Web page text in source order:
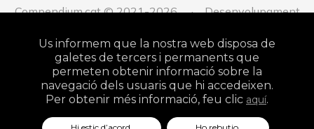
Compendium.cat © 2021-2026 · Desenvolupament
Studio
Us informem que la nostra web disposa de
galetes de tercers i permanents que
permeten obtenir informació sobre la
navegació dels usuaris que hi accedeixen.
Per obtenir més informació, feu clic aquí.